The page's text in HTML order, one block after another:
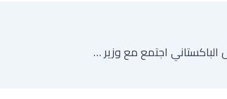
قائد الجيش الباكستاني اجتمع مع وزير خارجية إيران في طهران